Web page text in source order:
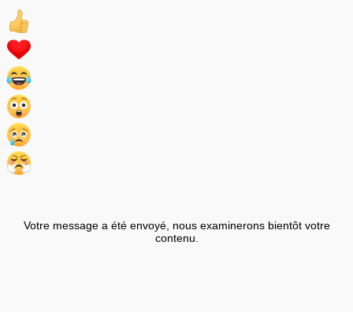
Votre message a été envoyé, nous examinerons bientôt votre
contenu.